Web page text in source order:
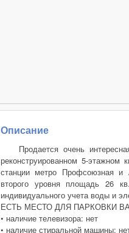
Описание
Продается очень
реконструированном 5-
станции метро Профсоюзная и
второго уровня площадь 26
индивидуального учета воды и
ЕСТЬ МЕСТО ДЛЯ ПАРКОВКИ
• наличие телевизора: нет
• наличие стиральной машины: